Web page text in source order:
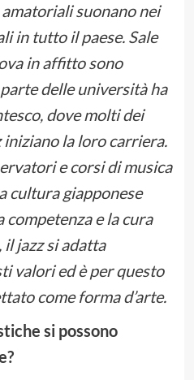
suonano nei
in tutto il paese. Sale
in affitto sono
delle università ha
dove molti dei
la loro carriera.
e corsi di musica
cultura giapponese
e la cura
jazz si adatta
valori ed è per questo
come forma d’arte.
si possono